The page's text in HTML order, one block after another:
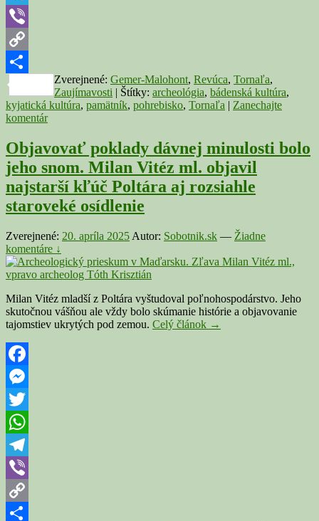
Telegram
Viber
Copy
Link
Share
Zverejnené: Gemer-Malohont, Revúca, Tornaľa,
Zaujímavosti | Štítky: archeológia, bádenská kultúra,
kyjatická kultúra, pamätník, pohrebisko, Tornaľa | Zanechajte
komentár
Objavovať poklady dávnej minulosti bolo
jeho snom. Milan Vitéz ml. objavil
najstarší kľúč Poltára aj rozsiahle
staroveké osídlenie
Zverejnené: 20. apríla 2025 Autor: Sobotnik.sk — Žiadne
komentáre ↓
Milan Vitéz mladší z Poltára vyštudoval poľnohospodárstvo. Jeho
skutočnou vášňou ale vždy bolo skúmanie histórie a objavovanie
tajomstiev ukrytých pod zemou. Celý článok Objavovať
→
Facebook
Messenger
Twitter
WhatsApp
Telegram
Viber
Copy